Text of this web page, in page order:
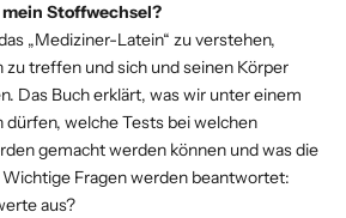
Stoffwechsel?
„Mediziner-Latein“ zu verstehen,
zu treffen und sich und seinen Körper
Das Buch erklärt, was wir unter einem
welche Tests bei welchen
gemacht werden können und was die
Fragen werden beantwortet:
aus?